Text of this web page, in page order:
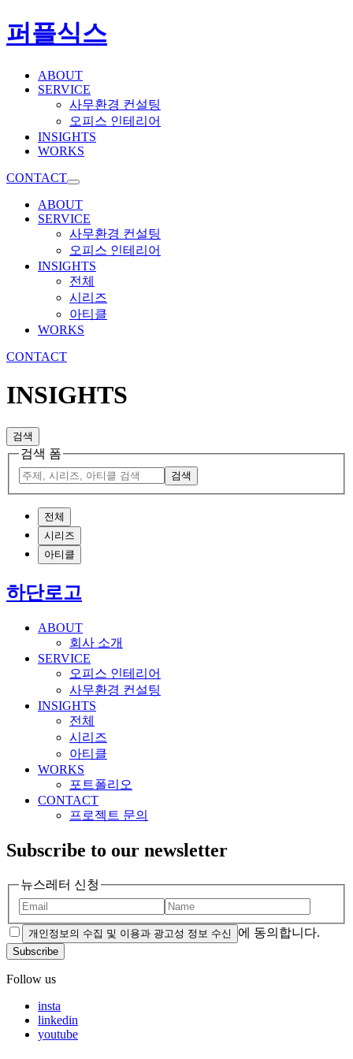
퍼플식스
ABOUT
SERVICE
사무환경 컨설팅
오피스 인테리어
INSIGHTS
WORKS
CONTACT
ABOUT
SERVICE
사무환경 컨설팅
오피스 인테리어
INSIGHTS
전체
시리즈
아티클
WORKS
CONTACT
INSIGHTS
검색
검색 폼
검색
전체
시리즈
아티클
하단로고
ABOUT
회사 소개
SERVICE
오피스 인테리어
사무환경 컨설팅
INSIGHTS
전체
시리즈
아티클
WORKS
포트폴리오
CONTACT
프로젝트 문의
Subscribe to our newsletter
뉴스레터 신청
개인정보의 수집 및 이용과 광고성 정보 수신 에 동의합니다.
Subscribe
Follow us
insta
linkedin
youtube